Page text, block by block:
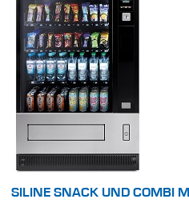
SILINE SNACK UND COMBI M